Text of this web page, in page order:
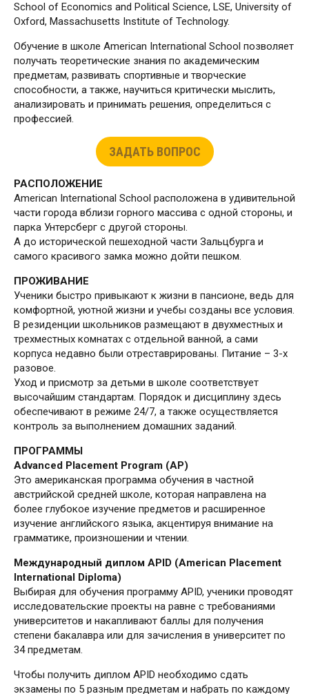
School of Economics and Political Science, LSE, University of
Oxford, Massachusetts Institute of Technology.
Обучение в школе American International School позволяет
получать теоретические знания по академическим
предметам, развивать спортивные и творческие
способности, а также, научиться критически мыслить,
анализировать и принимать решения, определиться с
профессией.
ЗАДАТЬ ВОПРОС
РАСПОЛОЖЕНИЕ
American International School расположена в удивительной
части города вблизи горного массива с одной стороны, и
парка Унтерсберг с другой стороны.
А до исторической пешеходной части Зальцбурга и
самого красивого замка можно дойти пешком.
ПРОЖИВАНИЕ
Ученики быстро привыкают к жизни в пансионе, ведь для
комфортной, уютной жизни и учебы созданы все условия.
В резиденции школьников размещают в двухместных и
трехместных комнатах с отдельной ванной, а сами
корпуса недавно были отреставрированы. Питание – 3-х
разовое.
Уход и присмотр за детьми в школе соответствует
высочайшим стандартам. Порядок и дисциплину здесь
обеспечивают в режиме 24/7, а также осуществляется
контроль за выполнением домашних заданий.
ПРОГРАММЫ
Advanced Placement Program (AP)
Это американская программа обучения в частной
австрийской средней школе, которая направлена на
более глубокое изучение предметов и расширенное
изучение английского языка, акцентируя внимание на
грамматике, произношении и чтении.
Международный диплом APID (American Placement
International Diploma)
Выбирая для обучения программу APID, ученики проводят
исследовательские проекты на равне с требованиями
университетов и накапливают баллы для получения
степени бакалавра или для зачисления в университет по
34 предметам.
Чтобы получить диплом APID необходимо сдать
экзамены по 5 разным предметам и набрать по каждому